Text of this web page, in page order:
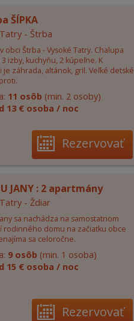
ŠÍPKA
- Štrba
obci Štrba - Vysoké Tatry. Chalupa
3 izby, kuchyňu, 2 kúpeľne. K
je záhrada, altánok, gril. Veľké detské
11 osôb (min. 2 osoby)
13 € osoba / noc
Rezervovať
JANY : 2 apartmány
- Ždiar
sa nachádza na samostatnom
rodinného domu na začiatku obce
sa celoročne.
9 osôb (min. 1 osoba)
15 € osoba / noc
Rezervovať